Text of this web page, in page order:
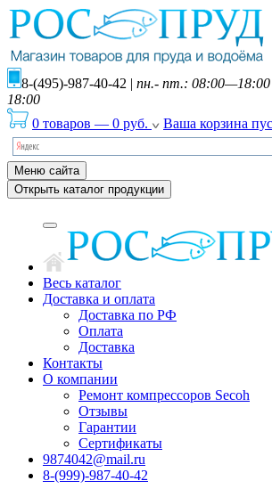
8-(495)-987-40-42 | пн.- пт.:
18:00
0 товаров — 0 руб. Ваша корзина
Меню сайта
Открыть каталог продукции
Весь каталог
Доставка и оплата
Доставка по РФ
Оплата
Доставка
Контакты
О компании
Ремонт компрессоров Secoh
Отзывы
Гарантии
Сертификаты
9874042@mail.ru
8-(999)-987-40-42